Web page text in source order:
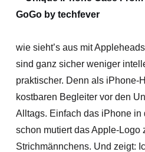
wie sieht’s aus mit
sind ganz sicher weniger
praktischer. Denn als iPhone-
kostbaren Begleiter vor den
Alltags. Einfach das iPhone in
schon mutiert das Apple-Logo
Strichmännchens. Und zeigt: